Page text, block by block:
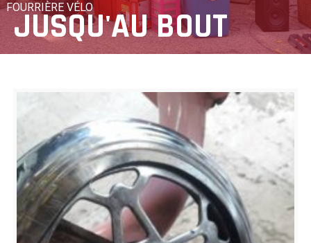
FOURRIÈRE VÉLO
JUSQU'AU BOUT